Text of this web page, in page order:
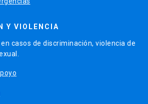
Y VIOLENCIA
casos de discriminación, violencia de